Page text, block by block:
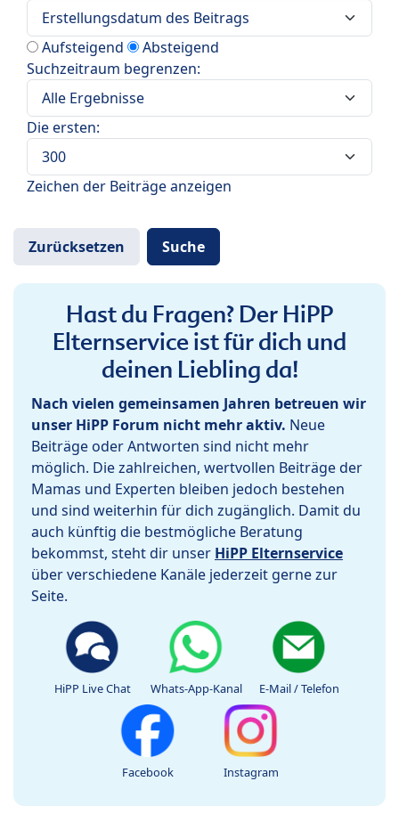
Aufsteigend
Absteigend
Suchzeitraum begrenzen:
Die ersten:
Zeichen der Beiträge anzeigen
Hast du Fragen? Der HiPP
Elternservice ist für dich und
deinen Liebling da!
Nach vielen gemeinsamen Jahren betreuen wir
unser HiPP Forum nicht mehr aktiv. Neue
Beiträge oder Antworten sind nicht mehr
möglich. Die zahlreichen, wertvollen Beiträge der
Mamas und Experten bleiben jedoch bestehen
und sind weiterhin für dich zugänglich. Damit du
auch künftig die bestmögliche Beratung
bekommst, steht dir unser HiPP Elternservice
über verschiedene Kanäle jederzeit gerne zur
Seite.
HiPP Live Chat Whats-App-Kanal E-Mail / Telefon
Facebook Instagram